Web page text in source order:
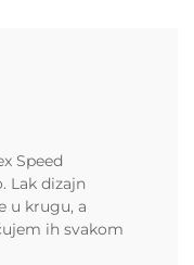
Speed
Lak dizajn
u krugu, a
ih svakom